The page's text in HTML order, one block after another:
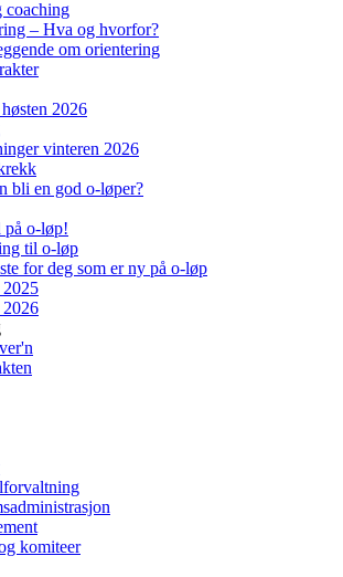
coaching
– Hva og hvorfor?
om orientering
2026
vinteren 2026
bli en god o-løper?
på o-løp!
til o-løp
for deg som er ny på o-løp
komiteer